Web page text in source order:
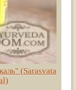
(Sarasvata